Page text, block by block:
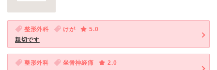
整形外科 けが
5.0
親切です
整形外科 坐骨神経痛 2.0